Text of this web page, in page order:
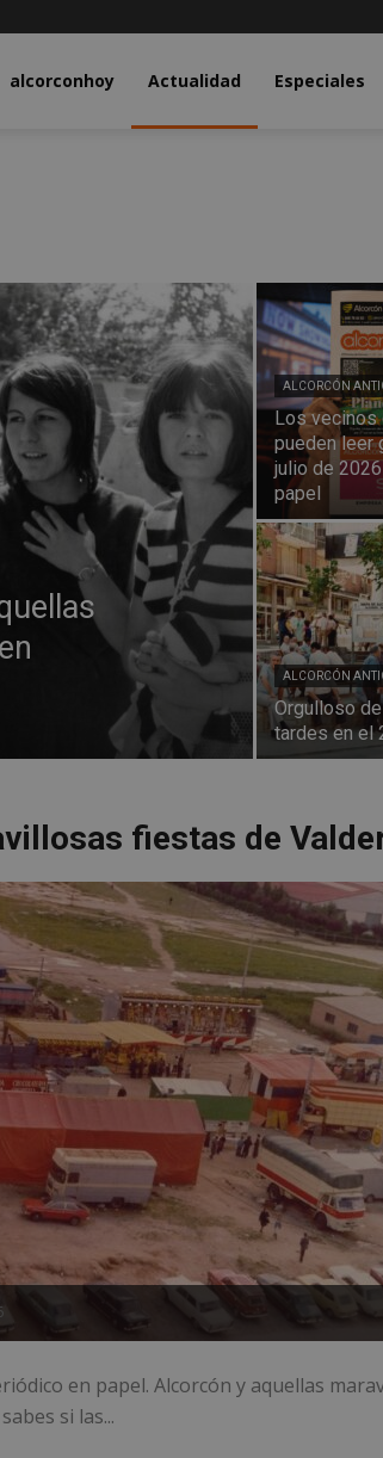
alcorconhoy Actualidad Especiales
ALCORCÓN
Los vecinos
pueden leer
julio de
papel
ALCORCÓN
Orgulloso
tardes en el
fiestas de
en papel. Alcorcón y aquellas
si las...